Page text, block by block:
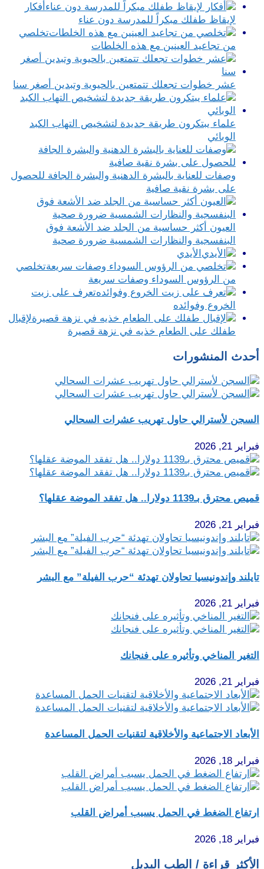
أفكار
لإيقاظ طفلك مبكراً للمدرسة دون عناء
تخلصي
من تجاعيد العينين مع هذه الخلطات
عشر خطوات تجعلك تتمتعين بالحيوية وتبدين أصغر سنا
علماء يبتكرون طريقة جديدة لتشخيص التهاب الكبد
الوبائي
وصفات للعناية بالبشرة الدهنية والبشرة الجافة للحصول
على بشرة نقية صافية
العيون أكثر حساسية من الجلد ضد الأشعة فوق
البنفسجية والنظارات الشمسية ضرورة صحية
الأيدي
تخلصي
من الرؤوس السوداء وصفات سريعة
تعرف على زيت
الخروع وفوائده
لإقبال
طفلك على الطعام خذيه في نزهة قصيرة
أحدث المنشورات
السجن لأسترالي حاول تهريب عشرات السحالي
فبراير 21, 2026
قميص محترق بـ1139 دولارا.. هل تفقد الموضة عقلها؟
فبراير 21, 2026
تايلند وإندونيسيا تحاولان تهدئة “حرب الفيلة” مع البشر
فبراير 21, 2026
التغير المناخي وتأثيره على فنجانك
فبراير 21, 2026
الأبعاد الاجتماعية والأخلاقية لتقنيات الحمل المساعدة
فبراير 18, 2026
ارتفاع الضغط في الحمل يسبب أمراض القلب
فبراير 18, 2026
الأكثر قراءة / الطب البديل